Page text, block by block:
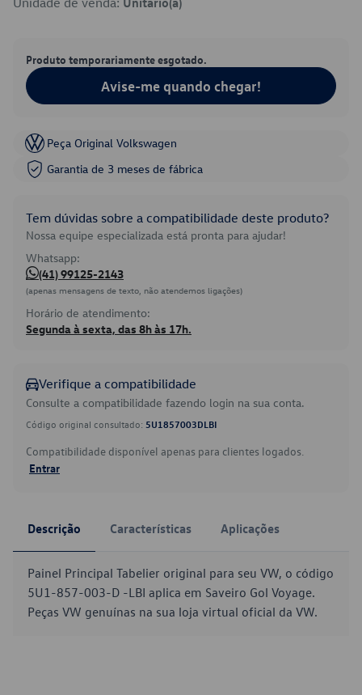
Produto temporariamente esgotado.
Avise-me quando chegar!
Peça Original Volkswagen
Garantia de 3 meses de fábrica
Tem dúvidas sobre a compatibilidade deste produto?
Nossa equipe especializada está pronta para ajudar!
Whatsapp:
(41) 99125-2143
(apenas mensagens de texto, não atendemos ligações)
Horário de atendimento:
Segunda à sexta, das 8h às 17h.
Verifique a compatibilidade
Consulte a compatibilidade fazendo login na sua conta.
Código original consultado: 5U1857003DLBI
Compatibilidade disponível apenas para clientes logados.
Entrar
Descrição Características Aplicações
Painel Principal Tabelier original para seu VW, o código
5U1-857-003-D -LBI aplica em Saveiro Gol Voyage.
Peças VW genuínas na sua loja virtual oficial da VW.